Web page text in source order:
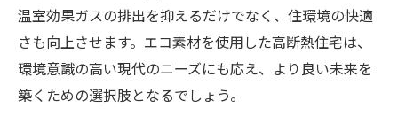
温室効果ガスの排出を抑えるだけでなく、住環境の快適
さも向上させます。エコ素材を使用した高断熱住宅は、
環境意識の高い現代のニーズにも応え、より良い未来を
築くための選択肢となるでしょう。